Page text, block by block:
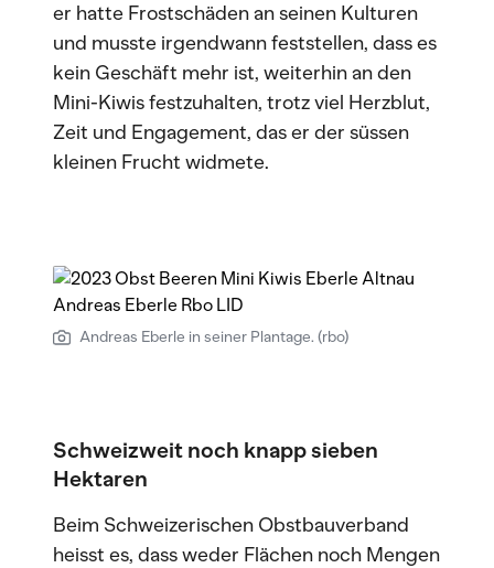
er hatte Frostschäden an seinen Kulturen
und musste irgendwann feststellen, dass es
kein Geschäft mehr ist, weiterhin an den
Mini-Kiwis festzuhalten, trotz viel Herzblut,
Zeit und Engagement, das er der süssen
kleinen Frucht widmete.
Andreas Eberle in seiner Plantage. (rbo)
Schweizweit noch knapp sieben
Hektaren
Beim Schweizerischen Obstbauverband
heisst es, dass weder Flächen noch Mengen